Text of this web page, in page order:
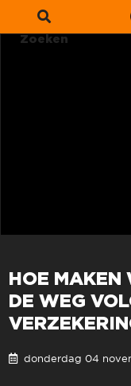
Zoeken
HOE MAKEN
DE WEG
donderdag 04